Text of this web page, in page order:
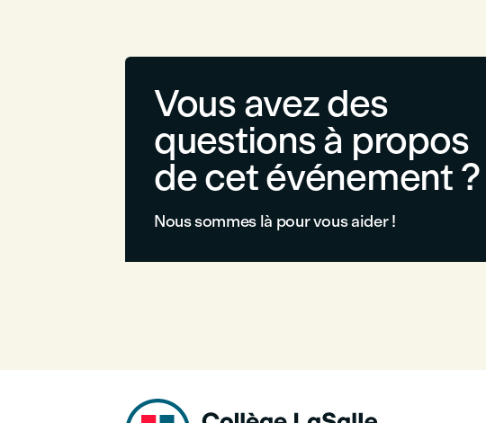
Vous avez des
questions à propos
de cet événement ?
Nous sommes là pour vous aider !